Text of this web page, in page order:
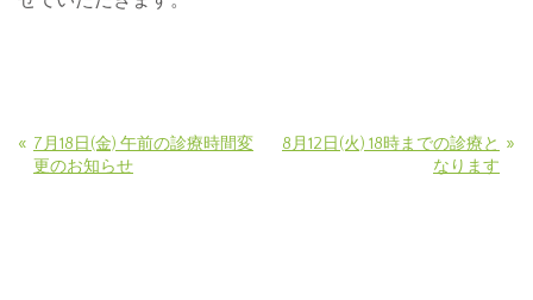
« 7月18日(金) 午前の診療時間変
更のお知らせ
»
8月12日(火) 18時までの診療と
なります